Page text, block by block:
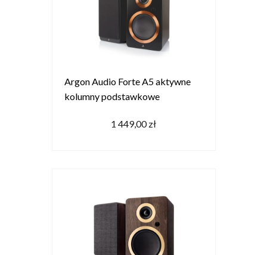
Argon Audio Forte A5 aktywne
kolumny podstawkowe
1 449,00 zł